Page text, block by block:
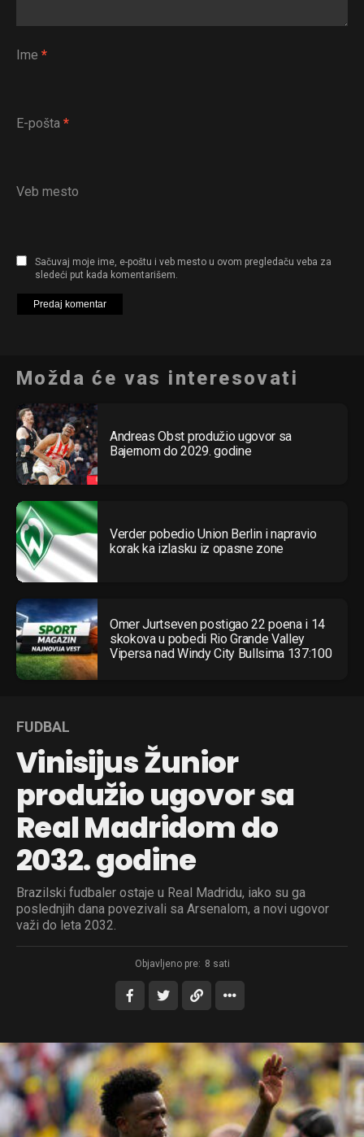
Ime *
E-pošta *
Veb mesto
Sačuvaj moje ime, e-poštu i veb mesto u ovom pregledaču veba za
sledeći put kada komentarišem.
Možda će vas interesovati
Andreas Obst produžio ugovor sa
Bajernom do 2029. godine
Verder pobedio Union Berlin i napravio
korak ka izlasku iz opasne zone
Omer Jurtseven postigao 22 poena i 14
skokova u pobedi Rio Grande Valley
Vipersa nad Windy City Bullsima 137:100
FUDBAL
Vinisijus Žunior
produžio ugovor sa
Real Madridom do
2032. godine
Brazilski fudbaler ostaje u Real Madridu, iako su ga
poslednjih dana povezivali sa Arsenalom, a novi ugovor
važi do leta 2032.
Objavljeno pre: 8 sati